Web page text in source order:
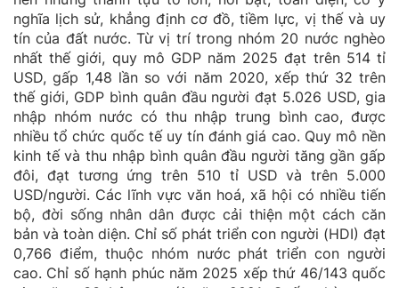
nghĩa lịch sử, khẳng định cơ đồ, tiềm lực, vị thế và uy
tín của đất nước. Từ vị trí trong nhóm 20 nước nghèo
nhất thế giới, quy mô GDP năm 2025 đạt trên 514 tỉ
USD, gấp 1,48 lần so với năm 2020, xếp thứ 32 trên
thế giới, GDP bình quân đầu người đạt 5.026 USD, gia
nhập nhóm nước có thu nhập trung bình cao, được
nhiều tổ chức quốc tế uy tín đánh giá cao. Quy mô nền
kinh tế và thu nhập bình quân đầu người tăng gần gấp
đôi, đạt tương ứng trên 510 tỉ USD và trên 5.000
USD/người. Các lĩnh vực văn hoá, xã hội có nhiều tiến
bộ, đời sống nhân dân được cải thiện một cách căn
bản và toàn diện. Chỉ số phát triển con người (HDI) đạt
0,766 điểm, thuộc nhóm nước phát triển con người
cao. Chỉ số hạnh phúc năm 2025 xếp thứ 46/143 quốc